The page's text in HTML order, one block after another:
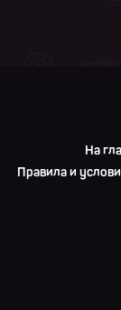
На
Правила и